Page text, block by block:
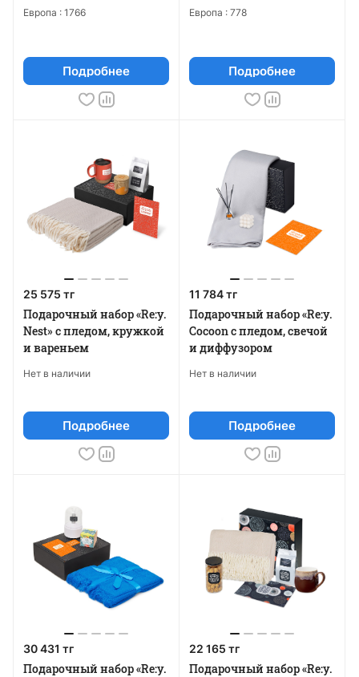
Европа : 1766
Подробнее
Европа : 778
Подробнее
25 575 тг
Подарочный набор «Re:y.
Nest» с пледом, кружкой
и вареньем
Нет в наличии
Подробнее
11 784 тг
Подарочный набор «Re:y.
Cocoon с пледом, свечой
и диффузором
Нет в наличии
Подробнее
30 431 тг
Подарочный набор «Re:y.
22 165 тг
Подарочный набор «Re:y.